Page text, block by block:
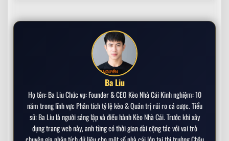
➤ Neymar Mua Penthouse 54 Triệu USD Tại Dubai –
Cristiano Ronaldo Chính Thức Trở Thành Tỷ Phú
Bóng Đá Đầu Tiên Trong Lịch Sử
Phong Cách Thời Trang Của Beckham Chưa Bao
Giờ Lỗi Thời – Biểu Tượng Nam Giới
➤
Đẳng Cấp CR7: Chi 1.400 Tỷ Mua Máy Bay Riêng
Gulfstream G650
Ba Liu
Họ tên: Ba Liu Chức vụ: Founder & CEO Kèo Nhà Cái Kinh nghiệm: 10
năm trong lĩnh vực Phân tích tỷ lệ kèo & Quản trị rủi ro cá cược. Tiểu
sử: Ba Liu là người sáng lập và điều hành Kèo Nhà Cái. Trước khi xây
dựng trang web này, anh từng có thời gian dài cộng tác với vai trò